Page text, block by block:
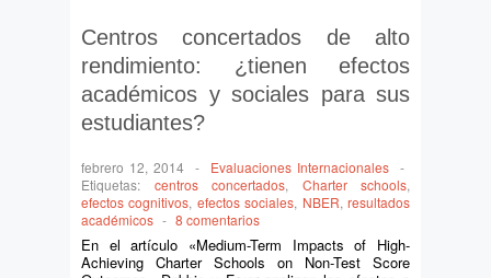
Centros concertados de alto
rendimiento: ¿tienen efectos
académicos y sociales para sus
estudiantes?
febrero 12, 2014 - Evaluaciones Internacionales -
Etiquetas: centros concertados, Charter schools,
efectos cognitivos, efectos sociales, NBER,resultados
académicos - 8 comentarios
En el artículo «Medium-Term Impacts of High-
Achieving Charter Schools on Non-Test Score